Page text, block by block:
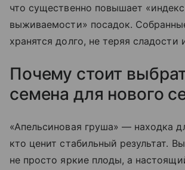
что существенно повышает «индекс
выживаемости» посадок.
хранятся долго, не теряя сладости
Почему стоит
семена для нового
«Апельсиновая груша» — находка
кто ценит стабильный результат.
не просто яркие плоды, а